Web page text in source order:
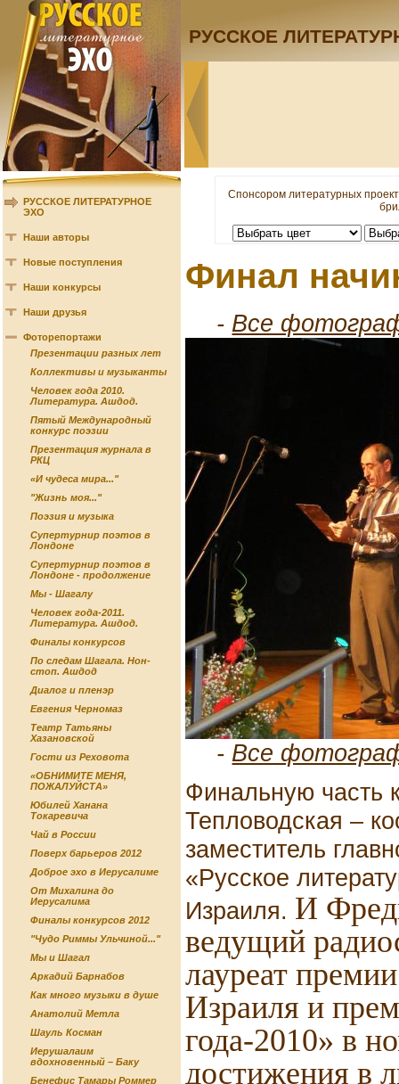
РУССКОЕ
РУССКОЕ ЛИТЕРАТУРНОЕ
ЭХО
Наши авторы
Новые поступления
Наши конкурсы
Наши друзья
Фоторепортажи
Презентации разных лет
Коллективы и музыканты
Человек года 2010.
Литература. Ашдод.
Пятый Международный
конкурс поэзии
Презентация журнала в
РКЦ
«И чудеса мира..."
"Жизнь моя..."
Поэзия и музыка
Супертурнир поэтов в
Лондоне
Супертурнир поэтов в
Лондоне - продолжение
Мы - Шагалу
Человек года-2011.
Литература. Ашдод.
Финалы конкурсов
По следам Шагала. Нон-
стоп. Ашдод
Диалог и пленэр
Евгения Черномаз
Театр Татьяны
Хазановской
Гости из Реховота
«ОБНИМИТЕ МЕНЯ,
ПОЖАЛУЙСТА»
Юбилей Ханана
Токаревича
Чай в России
Поверх барьеров 2012
Доброе эхо в Иерусалиме
От Михалина до
Иерусалима
Финалы конкурсов 2012
"Чудо Риммы Ульчиной..."
Мы и Шагал
Аркадий Барнабов
Как много музыки в душе
Анатолий Метла
Шауль Косман
Иерушалаим
вдохновенный – Баку
Бенефис Тамары Роммер
Спонсором литературных
Финал
- Все
- Все
Финальную часть
Тепловодская –
заместитель
«Русское
Израиля. И
ведущий
лауреат
Израиля и
года-2010» в
достижения в